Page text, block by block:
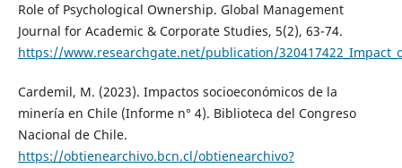
Role of Psychological Ownership. Global Management
Journal for Academic & Corporate Studies, 5(2), 63-74.
https://www.researchgate.net/publication/
Cardemil, M. (2023). Impactos socioeconómicos de la
minería en Chile (Informe n° 4). Biblioteca del Congreso
Nacional de Chile.
https://obtienearchivo.bcn.cl/obtienearchivo?